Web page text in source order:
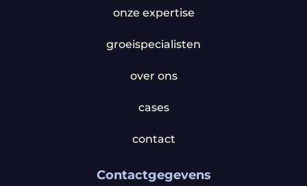
onze expertise
groeispecialisten
over ons
cases
contact
Contactgegevens